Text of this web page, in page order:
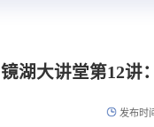
镜湖大讲堂第12讲
发布时